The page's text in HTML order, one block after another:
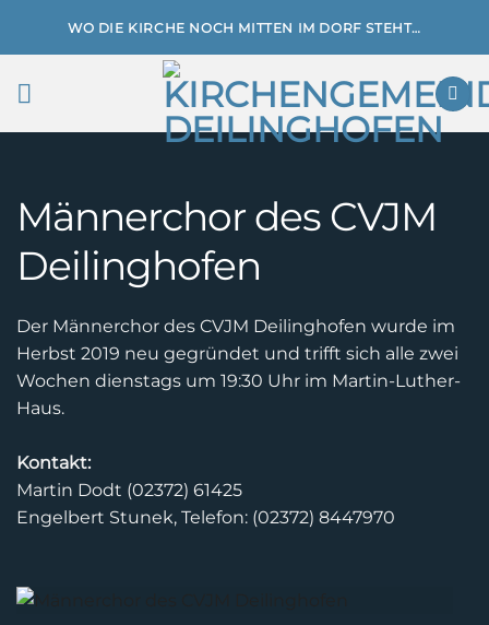
WO DIE KIRCHE NOCH MITTEN IM DORF STEHT…
Männerchor des CVJM
Deilinghofen
Der Männerchor des CVJM Deilinghofen wurde im
Herbst 2019 neu gegründet und trifft sich alle zwei
Wochen dienstags um 19:30 Uhr im Martin-Luther-
Haus.
Kontakt:
Martin Dodt (02372) 61425
Engelbert Stunek, Telefon: (02372) 8447970